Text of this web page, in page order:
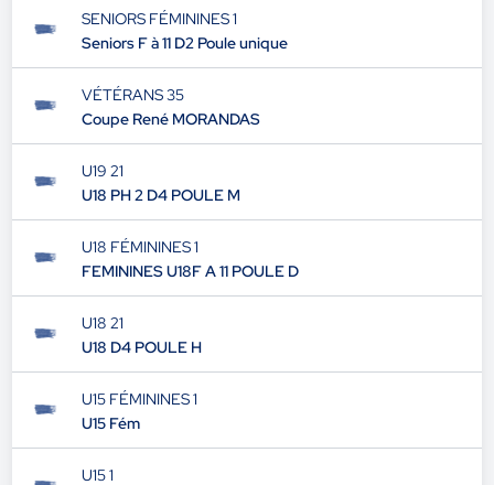
SENIORS FÉMININES 1
Seniors F à 11 D2 Poule unique
VÉTÉRANS 35
Coupe René MORANDAS
U19 21
U18 PH 2 D4 POULE M
U18 FÉMININES 1
FEMININES U18F A 11 POULE D
U18 21
U18 D4 POULE H
U15 FÉMININES 1
U15 Fém
U15 1